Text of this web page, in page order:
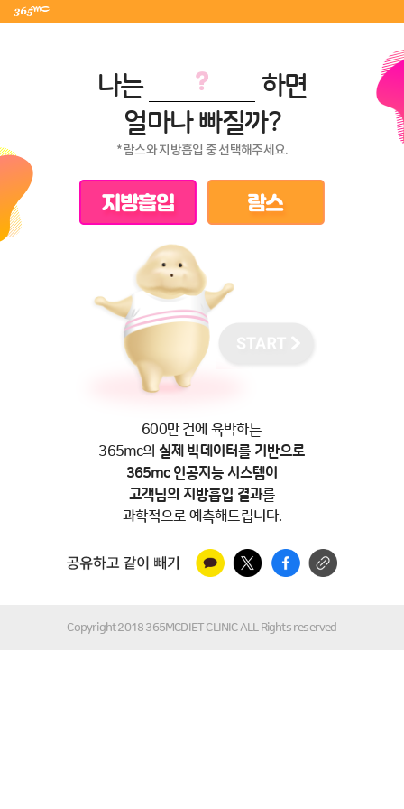
나는
하면
얼마나 빠질까?
* 람스와 지방흡입 중 선택해주세요.
600만 건에 육박하는
365mc의 실제 빅데이터를 기반으로
365mc 인공지능 시스템이
고객님의 지방흡입 결과를
과학적으로 예측해드립니다.
유사체형 최적 케이스
AI 결과 매칭 완료!
365mc AI 추천
맞춤 케이스를
입력하신 번호로 문자 발송합니다
개인정보 수집동의[보기]
마케팅(이벤트 정보수신 등) 사용 동의 (선택)
* 개인정보 수집동의에 동의하시지 않으면 안내 내용이 제한됩니다.
결과받기
Copyright 2018 365MCDIET CLINIC ALL Rights reserved